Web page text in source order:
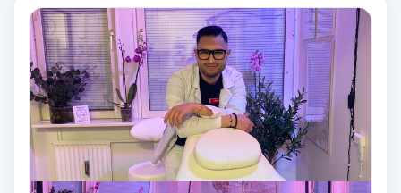
Dermapen
Diamantslipning
Enzympeeling